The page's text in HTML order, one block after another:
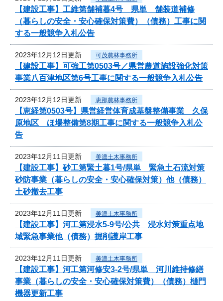
【建設工事】工維第舗補暮4号 県単 舗装道補修
（暮らしの安全・安心確保対策費）（債務）工事に関
する一般競争入札公告
2023年12月12日更新 可茂農林事務所
【建設工事】可強工第0503号／県営農道施設強化対策
事業八百津地区第6号工事に関する一般競争入札公告
2023年12月12日更新 恵那農林事務所
【恵経第0503号】県営経営体育成基盤整備事業 久保
原地区 ほ場整備第8期工事に関する一般競争入札公
告
2023年12月11日更新 美濃土木事務所
【建設工事】砂工第緊土暮1号/県単 緊急土石流対策
砂防事業（暮らしの安全・安心確保対策）他（債務）
土砂撤去工事
2023年12月11日更新 美濃土木事務所
【建設工事】河工第浸水5-9号/公共 浸水対策重点地
域緊急事業他（債務）掘削護岸工事
2023年12月11日更新 美濃土木事務所
【建設工事】河工第河修安3-2号/県単 河川維持修繕
事業（暮らしの安全・安心確保対策費）（債務）樋門
機器更新工事